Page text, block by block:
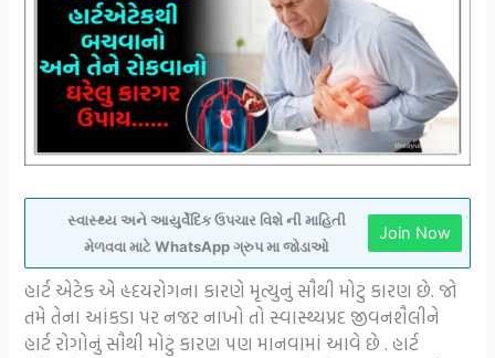
સ્વાસ્થ્ય અને આયુર્વેદિક ઉપચાર વિશે ની માહિતી
મેળવવા માટે WhatsApp ગ્રુપ મા જોડાઓ
Join Now
હાર્ટ એટેક એ હૃદયરોગના કારણે મૃત્યુનું સૌથી મોટું કારણ છે. જો
તમે તેના આંકડા પર નજર નાખો તો સ્વાસ્થ્યપ્રદ જીવનશૈલીને
હાર્ટ રોગોનું સૌથી મોટું કારણ પણ માનવામાં આવે છે . હાર્ટ